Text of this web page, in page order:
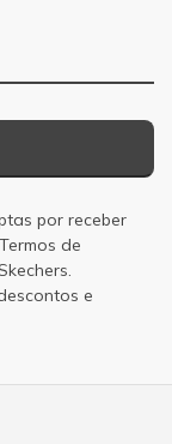
por receber
Termos de
e